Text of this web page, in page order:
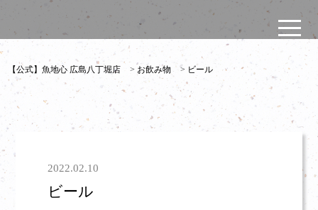
【公式】魚地心 広島八丁堀店 > お飲み物 > ビール
2022.02.10
ビール